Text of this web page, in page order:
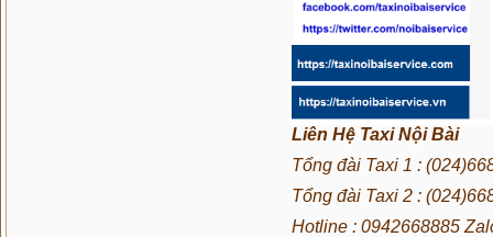
Liên Hệ Taxi Nội Bài
Tổng đài Taxi 1 :
Tổng đài Taxi 2 :
Hotline : 0942668885